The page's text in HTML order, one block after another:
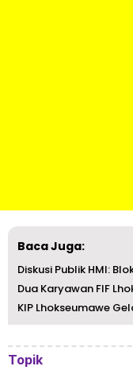
Baca Juga:
Diskusi Publik HMI:
KIP Lhokseumawe
Topik